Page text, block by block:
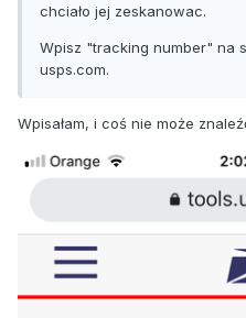
chciało jej zeskanowac.
Wpisz "tracking number" na
usps.com.
Wpisałam, i coś nie może